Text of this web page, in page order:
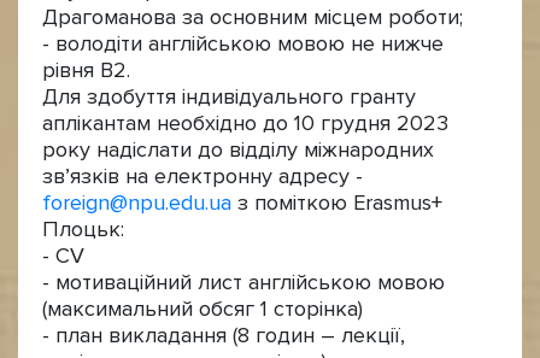
Драгоманова за основним місцем роботи;
- володіти англійською мовою не нижче
рівня В2.
Для здобуття індивідуального гранту
аплікантам необхідно до 10 грудня 2023
року надіслати до відділу міжнародних
зв’язків на електронну адресу -
foreign@npu.edu.ua з поміткою Erasmus+
Плоцьк:
- CV
- мотиваційний лист англійською мовою
(максимальний обсяг 1 сторінка)
- план викладання (8 годин – лекції,